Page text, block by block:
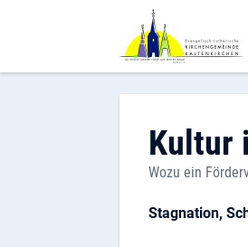
Über uns
Churchtools
Anleitung
Kultur
Wozu ein
Stagnation,